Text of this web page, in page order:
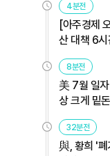
4분전
[아주경제
산 대책 6
히 실행" 外
8분전
美 7월 일
상 크게 밑
32분전
與, 황희 '폐